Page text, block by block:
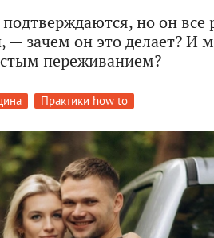
но он все
— зачем он это делает? И
переживанием?
Практики how to